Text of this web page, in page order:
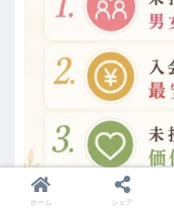
ホーム シェア